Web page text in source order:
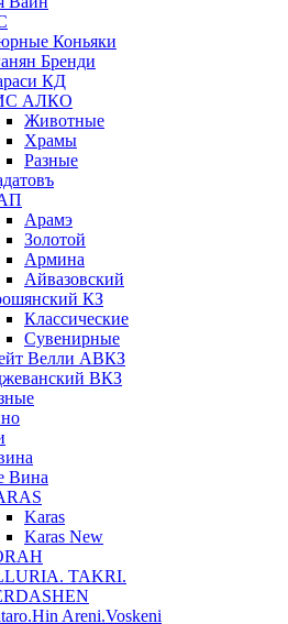
Коньяки
Бренди
КД
АЛКО
Животные
Храмы
Разные
Арамэ
Золотой
Армина
Айвазовский
КЗ
Классические
Сувенирные
Велли АВКЗ
ВКЗ
Вина
Karas
Karas New
TAKRI.
Areni.Voskeni